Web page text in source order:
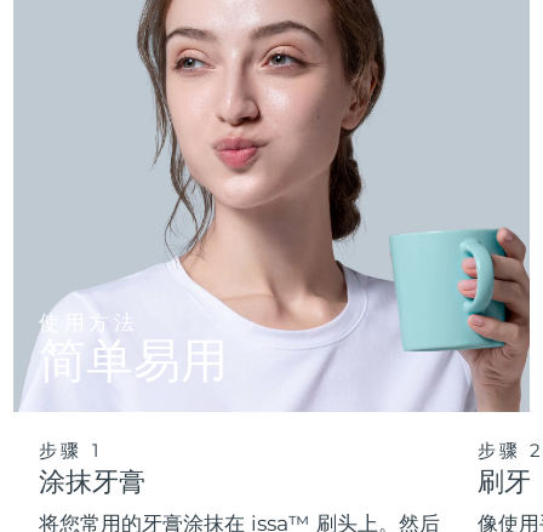
使用方法
简单易用
步骤 1
涂抹牙膏
将您常用的牙膏涂抹在 issa™ 刷头上。然后
步骤
刷牙
像使